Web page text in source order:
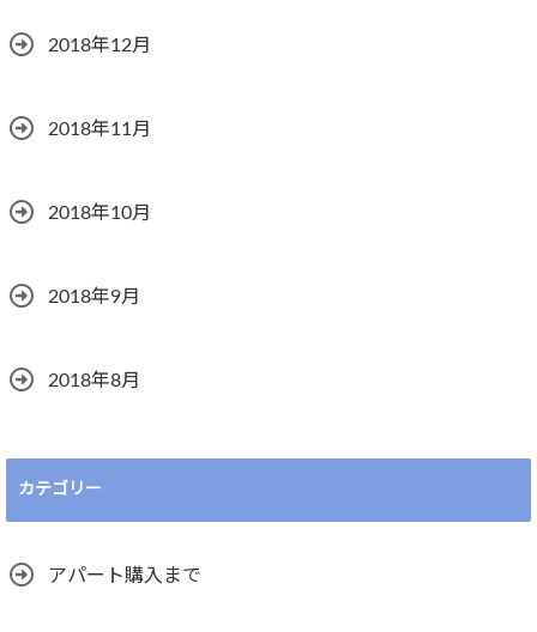
2018年12月
2018年11月
2018年10月
2018年9月
2018年8月
カテゴリー
アパート購入まで